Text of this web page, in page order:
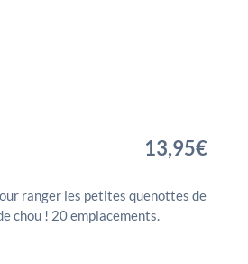
13,95€
ranger les petites quenottes de
chou ! 20 emplacements.